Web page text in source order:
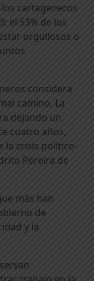
los cartageneros
el 53% de los
orgullosos o
considera
camino. La
dejando un
cuatro años,
la crisis político-
Pereira de
más han
de
y la